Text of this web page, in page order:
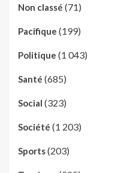
Non classé (71)
Pacifique (199)
Politique (1 043)
Santé (685)
Social (323)
Société (1 203)
Sports(203)